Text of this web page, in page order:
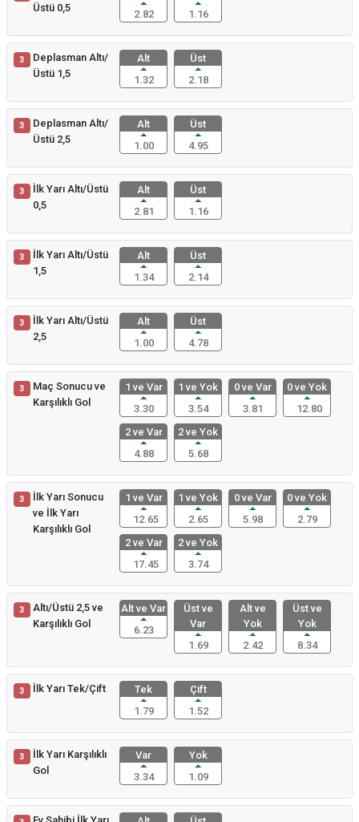
Üstü 0,5
2.82
1.16
3
Deplasman Altı/
Üstü 1,5
Alt
1.32
Üst
2.18
3
Deplasman Altı/
Üstü 2,5
Alt
1.00
Üst
4.95
3
İlk Yarı Altı/Üstü
0,5
Alt
2.81
Üst
1.16
3
İlk Yarı Altı/Üstü
1,5
Alt
1.34
Üst
2.14
3
İlk Yarı Altı/Üstü
2,5
Alt
1.00
Üst
4.78
3
Maç Sonucu ve
Karşılıklı Gol
1 ve Var
3.30
1 ve Yok
3.54
0 ve Var
3.81
0 ve Yok
12.80
2 ve Var
4.88
2 ve Yok
5.68
3
İlk Yarı Sonucu
ve İlk Yarı
Karşılıklı Gol
1 ve Var
12.65
1 ve Yok
2.65
0 ve Var
5.98
0 ve Yok
2.79
2 ve Var
17.45
2 ve Yok
3.74
3
Altı/Üstü 2,5 ve
Karşılıklı Gol
Alt ve Var
6.23
Üst ve
Var
1.69
Alt ve
Yok
2.42
Üst ve
Yok
8.34
3 İlk Yarı Tek/Çift
Tek
1.79
Çift
1.52
3
İlk Yarı Karşılıklı
Gol
Var
3.34
Yok
1.09